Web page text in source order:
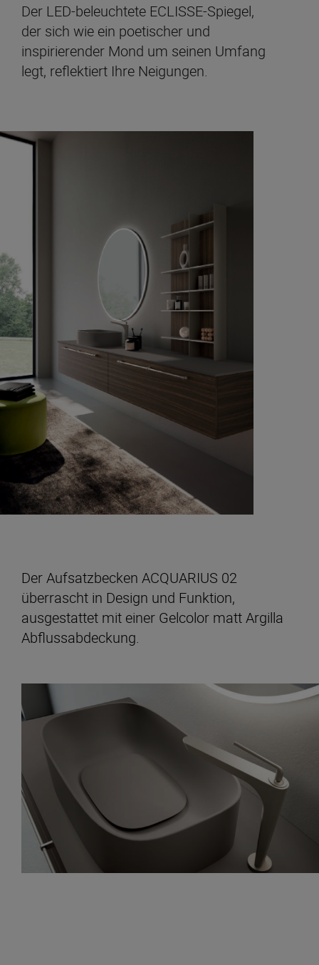
Der LED-beleuchtete ECLISSE-Spiegel,
der sich wie ein poetischer und
inspirierender Mond um seinen Umfang
legt, reflektiert Ihre Neigungen.
Der Aufsatzbecken ACQUARIUS 02
überrascht in Design und Funktion,
ausgestattet mit einer Gelcolor matt Argilla
Abflussabdeckung.